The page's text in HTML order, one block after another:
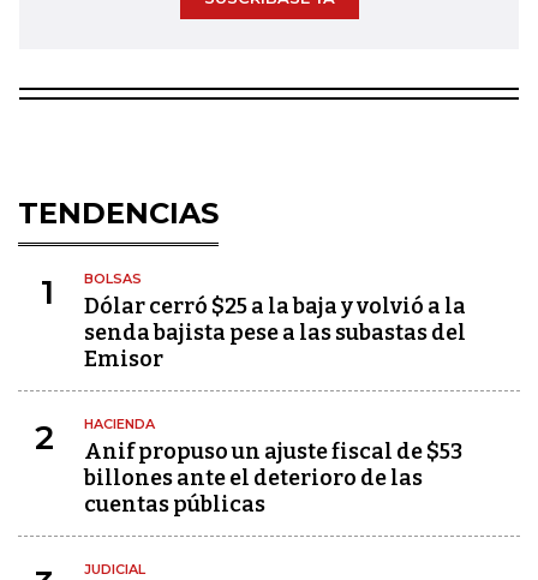
TENDENCIAS
1 BOLSAS
Dólar cerró $25 a la baja y volvió a la
senda bajista pese a las subastas del
Emisor
2 HACIENDA
Anif propuso un ajuste fiscal de $53
billones ante el deterioro de las
cuentas públicas
JUDICIAL